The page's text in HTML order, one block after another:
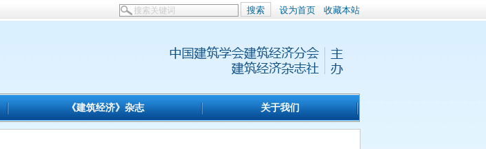
搜索 设为首页 收藏本站
《建筑经济》杂志 关于我们